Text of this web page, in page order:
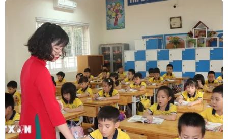
hộ mạnh mẽ cho Ukraine, kêu gọi Mỹ cần duy
trì và bảo vệ lợi ích sống còn trong cuộc xung
đột hiện nay. Bà Haley cũng là nhân vật ủng hộ
mạnh mẽ đối với vấn đề phá thai.
Trong khi đó, tuy chưa tạo được điểm nhấn như
kỳ vọng trong 3 lần tranh luận trước, nhưng
ông DeSantis vẫn tự tin, thậm chí còn thách đấu
tranh luận tay đôi với cựu Tổng thống Trump để
giành được "chiếc vé" đề cử của đảng Cộng hòa